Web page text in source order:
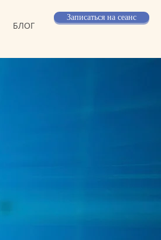
Записаться на сеанс
БЛОГ